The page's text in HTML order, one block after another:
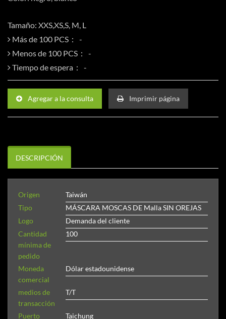
Tamaño: XXS,XS,S, M, L
Más de 100 PCS：
Menos de 100 PCS：
Tiempo de espera：
Agregar a la consulta Imprimir página
DESCRIPCIÓN
Origen
Taiwán
Tipo
MÁSCARA MOSCAS DE Malla SIN OREJAS
Logo
Demanda del cliente
Cantidad
mínima de
pedido
100
Moneda
comercial
Dólar estadounidense
medios de
transacción
T/T
Puerto Taichung